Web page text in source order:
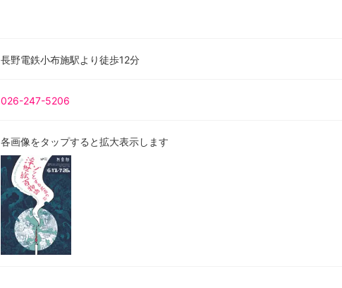
長野電鉄小布施駅より徒歩12分
026-247-5206
各画像をタップすると拡大表示します